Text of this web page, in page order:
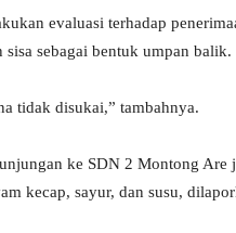
evaluasi terhadap
sebagai bentuk umpan balik.
tidak disukai,” tambahnya.
ke SDN 2 Montong Are
kecap, sayur, dan susu,